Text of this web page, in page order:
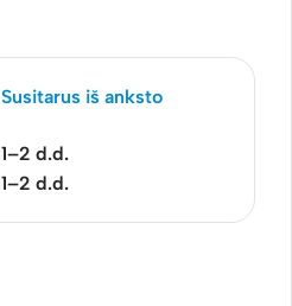
Susitarus iš anksto
1–2 d.d.
1–2 d.d.